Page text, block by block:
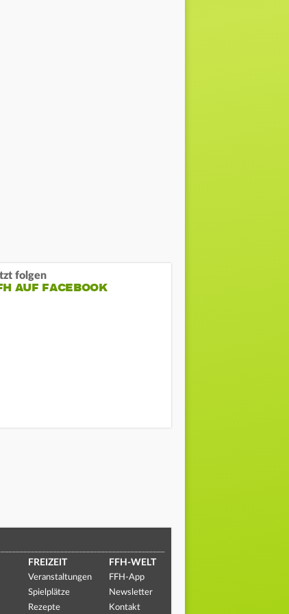
folgen
AUF FACEBOOK
FREIZEIT
Veranstaltungen
Spielplätze
Rezepte
FFH-WELT
FFH-App
Newsletter
Kontakt